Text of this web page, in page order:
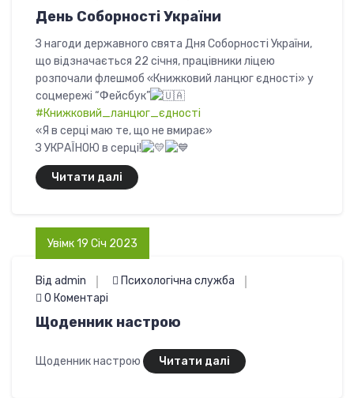
День Соборності України
З нагоди державного свята Дня Соборності України,
що відзначається 22 січня, працівники ліцею
розпочали флешмоб «Книжковий ланцюг єдності» у
соцмережі “Фейсбук”
#Книжковий_ланцюг_єдності
«Я в серці маю те, що не вмирає»
З УКРАЇНОЮ в серці!
Читати далі
Увімк 19 Січ 2023
Від admin
Психологічна служба
0 Коментарі
Щоденник настрою
Щоденник настрою Читати далі